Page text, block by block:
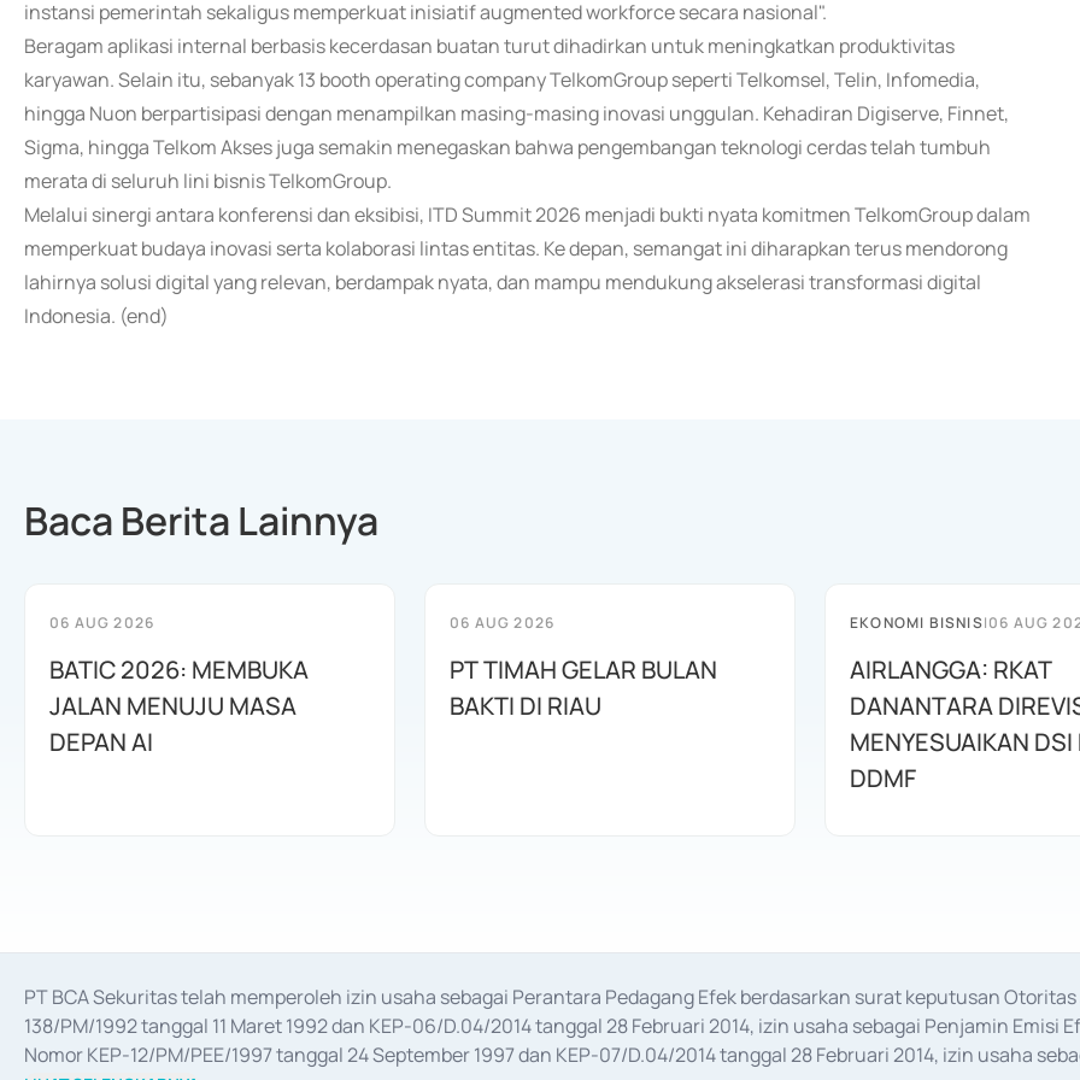
instansi pemerintah sekaligus memperkuat inisiatif augmented workforce secara nasional".
Beragam aplikasi internal berbasis kecerdasan buatan turut dihadirkan untuk meningkatkan produktivitas
karyawan. Selain itu, sebanyak 13 booth operating company TelkomGroup seperti Telkomsel, Telin, Infomedia,
hingga Nuon berpartisipasi dengan menampilkan masing-masing inovasi unggulan. Kehadiran Digiserve, Finnet,
Sigma, hingga Telkom Akses juga semakin menegaskan bahwa pengembangan teknologi cerdas telah tumbuh
merata di seluruh lini bisnis TelkomGroup.
Melalui sinergi antara konferensi dan eksibisi, ITD Summit 2026 menjadi bukti nyata komitmen TelkomGroup dalam
memperkuat budaya inovasi serta kolaborasi lintas entitas. Ke depan, semangat ini diharapkan terus mendorong
lahirnya solusi digital yang relevan, berdampak nyata, dan mampu mendukung akselerasi transformasi digital
Indonesia. (end)
Baca Berita Lainnya
06 AUG 2026
BATIC 2026: MEMBUKA
JALAN MENUJU MASA
DEPAN AI
06 AUG 2026
PT TIMAH GELAR BULAN
BAKTI DI RIAU
EKONOMI BISNIS|06 AUG
AIRLANGGA: RKAT
DANANTARA
MENYESUAIKAN DSI
DDMF
PT BCA Sekuritas telah memperoleh izin usaha sebagai Perantara Pedagang Efek berdasarkan surat keputusan
138/PM/1992 tanggal 11 Maret 1992 dan KEP-06/D.04/2014 tanggal 28 Februari 2014, izin usaha sebagai Penjamin
Nomor KEP-12/PM/PEE/1997 tanggal 24 September 1997 dan KEP-07/D.04/2014 tanggal 28 Februari 2014, izin usaha